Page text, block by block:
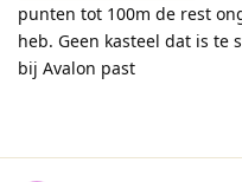
punten tot 100m de rest
heb. Geen kasteel dat is te
bij Avalon past